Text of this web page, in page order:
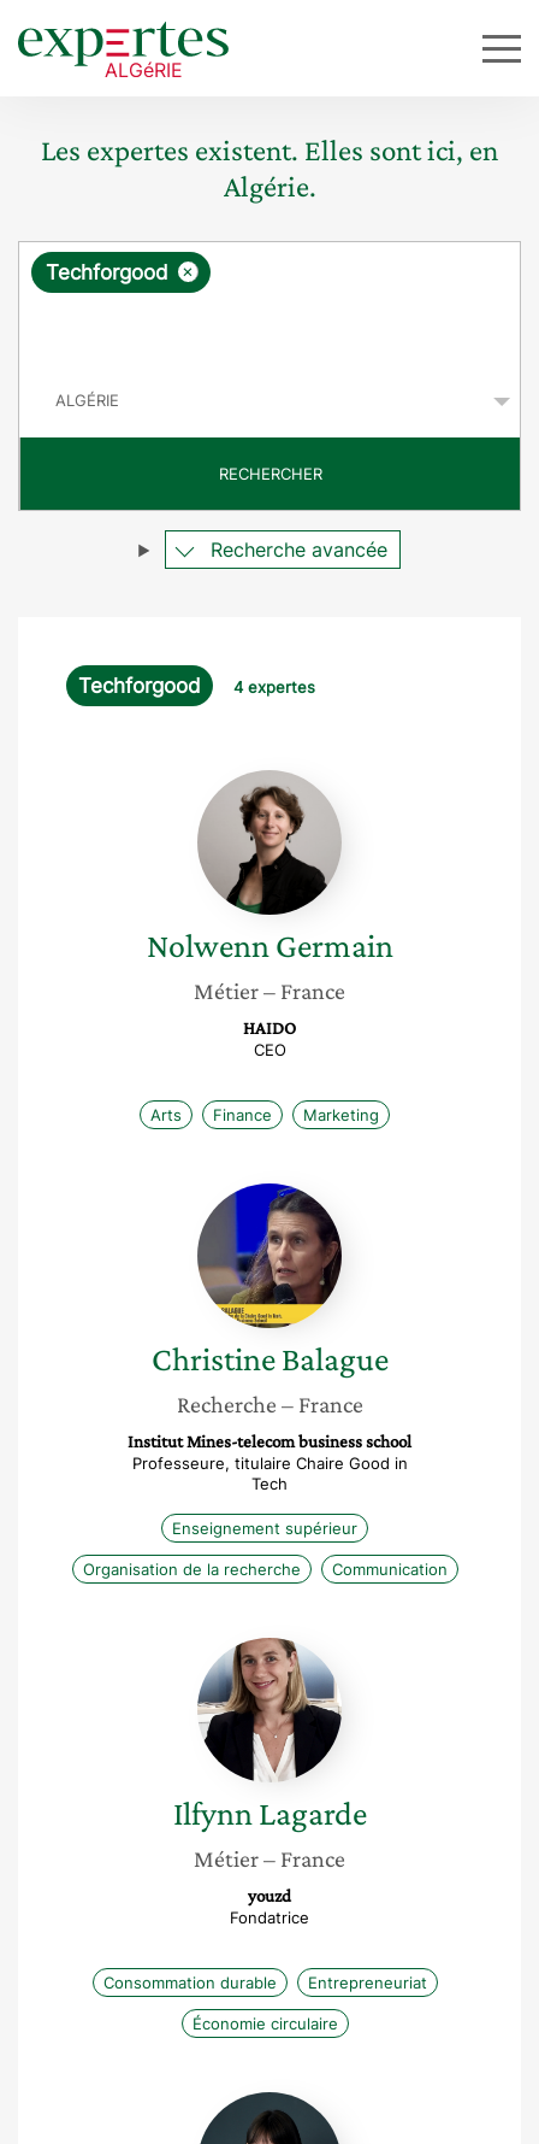
Les expertes existent. Elles sont ici, en
Algérie.
R
ê
e
×
Techforgood
RECHERCHER
Recherche avancée
Techforgood 4 expertes
Nolwenn
Germain
Nolwenn Germain
Métier– France
HAIDO
CEO
Arts Finance Marketing
Christine
Balague
Christine Balague
Recherche – France
Institut Mines-telecom business school
Professeure, titulaire Chaire Good in
Tech
Enseignement supérieur
Organisation de la recherche Communication
Ilfynn
Lagarde
Ilfynn Lagarde
Métier– France
youzd
Fondatrice
Consommation durable Entrepreneuriat
Économie circulaire
Elise
Moutarlier